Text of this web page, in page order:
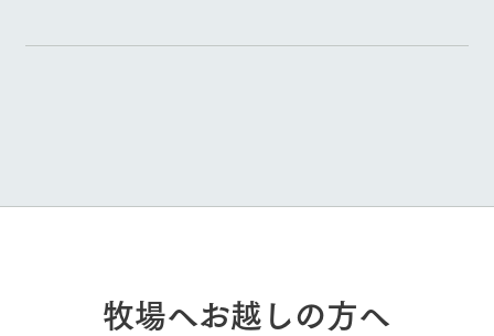
牧場へお越しの方へ